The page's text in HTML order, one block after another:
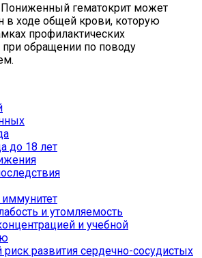
Пониженный гематокрит может
в ходе общей крови, которую
профилактических
обращении по поводу
до 18 лет
и утомляемость
и учебной
развития сердечно-сосудистых